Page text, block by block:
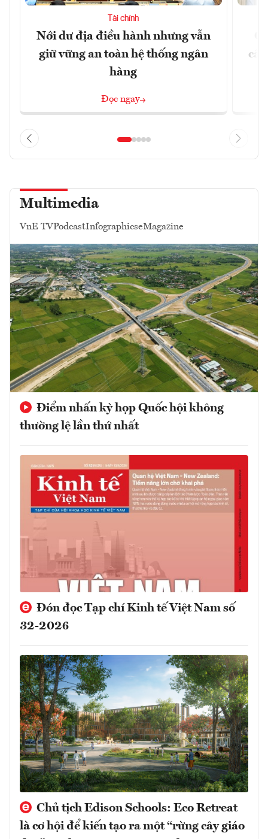
Tài chính
Nới dư địa điều hành nhưng vẫn
giữ vững an toàn hệ thống ngân
hàng
Đọc ngay
Multimedia
VnE TVPodcastInfographicseMagazine
Điểm nhấn kỳ họp Quốc hội không
thường lệ lần thứ nhất
Đón đọc Tạp chí Kinh tế Việt Nam số
32-2026
Chủ tịch Edison Schools: Eco Retreat
là cơ hội để kiến tạo ra một “rừng cây giáo